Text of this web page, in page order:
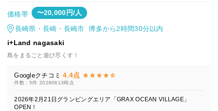
価格帯 〜20,000円/人
長崎県・長崎・長崎市 博多から2時間30分以内
i+Land nagasaki
島をまるごと遊び尽くす！
Googleクチコミ 4.4点
件数：5件 20260613時点
2026年2月21日グランピングエリア「GRAX OCEAN VILLAGE」
OPEN！